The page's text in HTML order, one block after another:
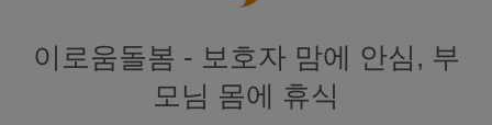
이로움돌봄 - 보호자 맘에 안심, 부
모님 몸에 휴식